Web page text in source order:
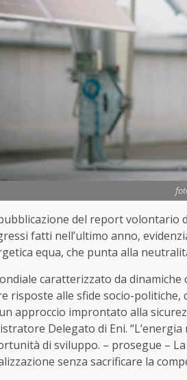
del report volontario
fatti nell’ultimo anno,
equa, che punta alla
caratterizzato da
risposte alle sfide socio-
approccio improntato alla
Delegato di Eni.
di sviluppo. – prosegue –
senza sacrificare la